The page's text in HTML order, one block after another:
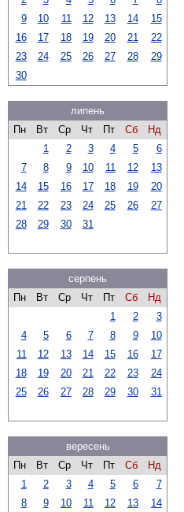
9
10 11 12 13 14
15
16
17 18 19 20 21
22
23
24 25 26 27 28
29
30
липень
Пн
Вт Ср Чт Пт Сб
Нд
1
2 3 4 5
6
7
8 9 10 11 12
13
14
15 16 17 18 19
20
21
22 23 24 25 26
27
28
29 30 31
серпень
Пн
Вт Ср Чт Пт Сб
Нд
1
2
3
4
5 6 7 8 9
10
11
12 13 14 15 16
17
18
19 20 21 22 23
24
25
26 27 28 29 30 31
вересень
Пн
Вт Ср Чт Пт Сб
Нд
1
2 3 4 5 6
7
8
9 10 11 12 13 14